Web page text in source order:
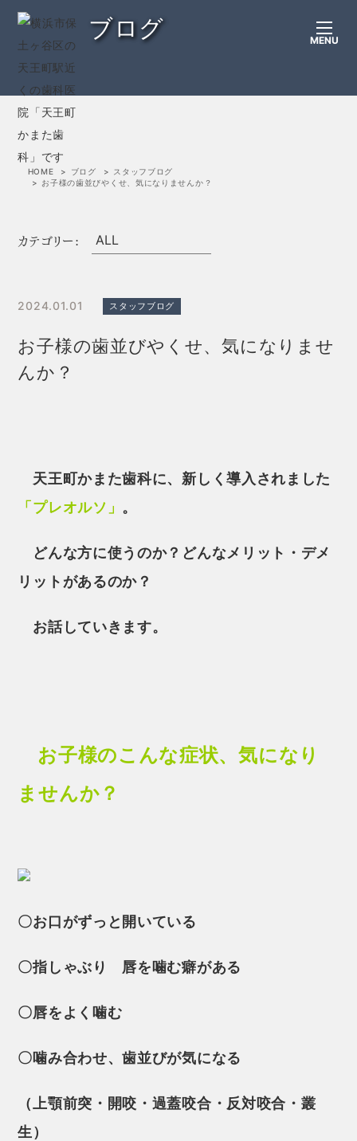
ブログ
HOME ブログ
スタッフブログ
お子様の歯並びやくせ、気になりませんか？
カテゴリー:
2024.01.01 スタッフブログ
お子様の歯並びやくせ、気になりませ
んか？
天王町かまた歯科に、新しく導入されました
「プレオルソ」 。
どんな方に使うのか？どんなメリット・デメ
リットがあるのか？
お話していきます。
お子様のこんな症状、気になり
ませんか？
〇お口がずっと開いている
〇指しゃぶり 唇を噛む癖がある
〇唇をよく噛む
〇噛み合わせ、歯並びが気になる
（上顎前突・開咬・過蓋咬合・反対咬合・叢
生）
MENU